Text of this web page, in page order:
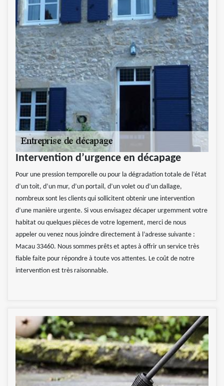
Intervention d’urgence en décapage
Pour une pression temporelle ou pour la dégradation totale de l’état
d’un toit, d’un mur, d’un portail, d’un volet ou d’un dallage,
nombreux sont les clients qui sollicitent obtenir une intervention
d’une manière urgente. Si vous envisagez décaper urgemment votre
habitat ou quelques pièces de votre logement, merci de nous
appeler ou venez nous joindre directement à l’adresse suivante :
Macau 33460. Nous sommes prêts et aptes à offrir un service très
fiable faite pour répondre à toute vos attentes. Le coût de notre
intervention est très raisonnable.